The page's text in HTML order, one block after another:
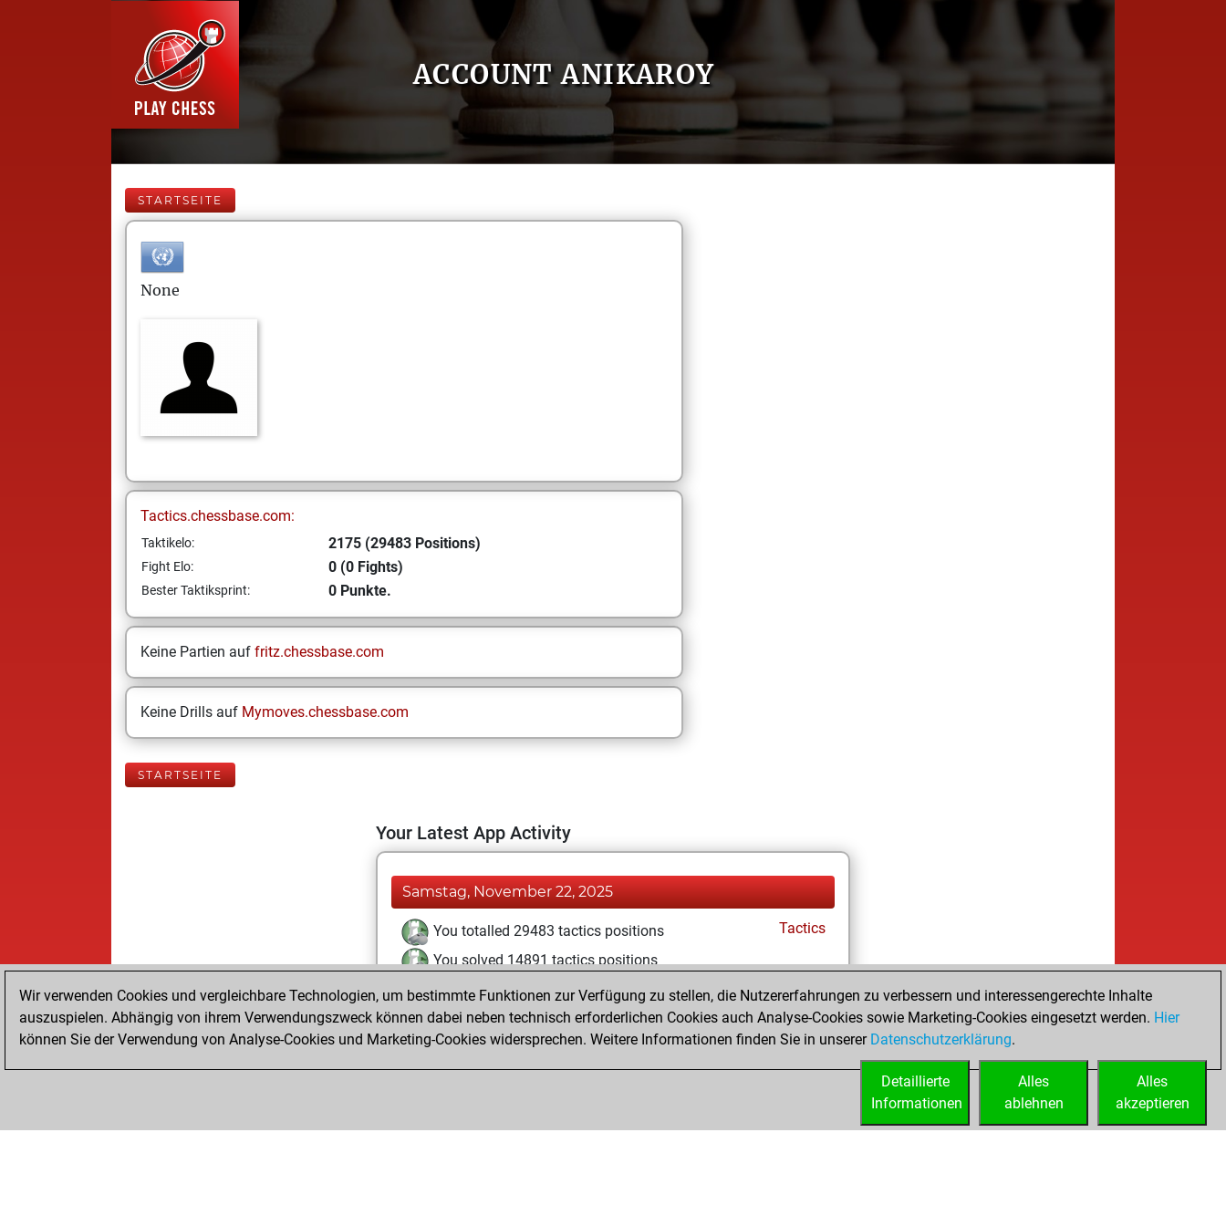
ACCOUNT ANIKAROY
STARTSEITE
None
Tactics.chessbase.com:
Taktikelo: 2175 (29483 Positions)
Fight Elo: 0 (0 Fights)
Bester Taktiksprint: 0 Punkte.
Keine Partien auf fritz.chessbase.com
Keine Drills auf Mymoves.chessbase.com
STARTSEITE
Your Latest App Activity
Samstag, November 22, 2025
You totalled 29483 tactics positions
Tactics
You solved 14891 tactics positions
You achieved an Elo of 2174 in tactics positions
Wir verwenden Cookies und vergleichbare Technologien, um bestimmte Funktionen zur Verfügung zu stellen, die Nutzererfahrungen zu verbessern und interessengerechte Inhalte
auszuspielen. Abhängig von ihrem Verwendungszweck können dabei neben technisch erforderlichen Cookies auch Analyse-Cookies sowie Marketing-Cookies eingesetzt werden. Hier
können Sie der Verwendung von Analyse-Cookies und Marketing-Cookies widersprechen. Weitere Informationen finden Sie in unserer Datenschutzerklärung.
Alles
akzeptieren
Alles
ablehnen
Detaillierte
Informationen